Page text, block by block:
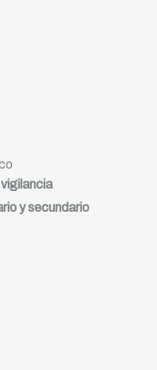
y secundario